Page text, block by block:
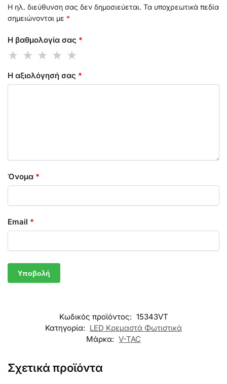
Η ηλ. διεύθυνση σας δεν δημοσιεύεται. Τα υποχρεωτικά πεδία
σημειώνονται με *
Η βαθμολογία σας *
Η αξιολόγησή σας *
Όνομα *
Email *
Κωδικός προϊόντος: 15343VT
Κατηγορία: LED Κρεμαστά Φωτιστικά
Μάρκα: V-TAC
Σχετικά προϊόντα